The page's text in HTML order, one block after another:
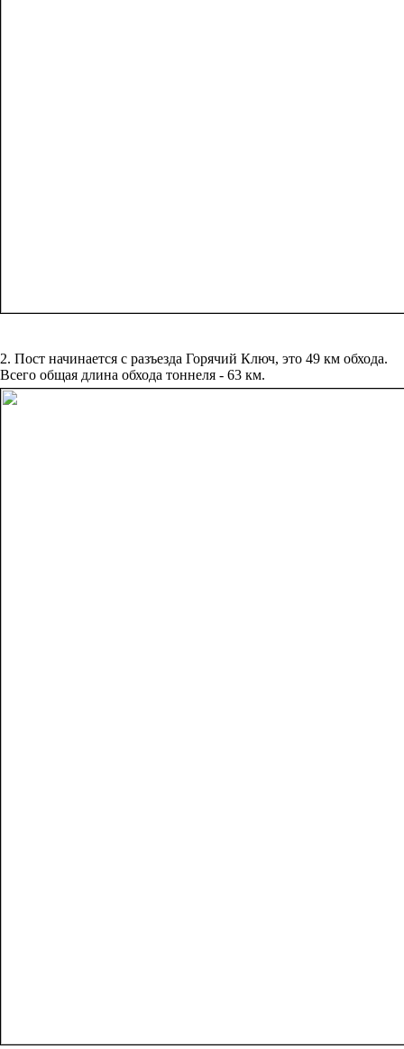
2. Пост начинается с разъезда Горячий Ключ, это 49 км обхода.
Всего общая длина обхода тоннеля - 63 км.